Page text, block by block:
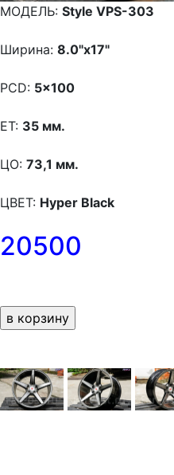
МОДЕЛЬ: Style VPS-303
Ширина: 8.0"x17"
PCD: 5x100
ET: 35 мм.
ЦО: 73,1 мм.
ЦВЕТ: Hyper Black
20500